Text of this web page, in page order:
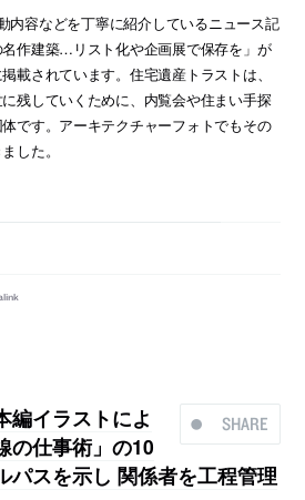
内容などを丁寧に紹介しているニュース記
作建築…リスト化や企画展で保存を」が
載されています。住宅遺産トラストは、
残していくために、内覧会や住まい手探
です。アーキテクチャーフォトでもその
した。
SHARE
編イラストによ
の仕事術」の10
パスを示し 関係者を工程管理